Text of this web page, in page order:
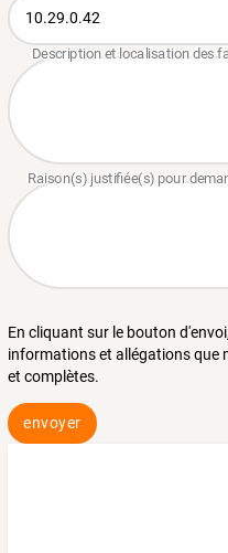
En cliquant sur le bouton
informations et allégations que
et complètes.
envoyer